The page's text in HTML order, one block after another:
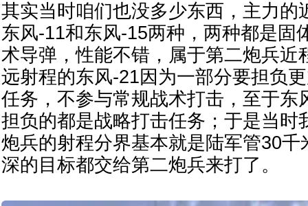
其实当时咱们也没多少东西，主力的
东风-11和东风-15两种，两种都是固
术导弹，性能不错，属于第二炮兵近
远射程的东风-21因为一部分要担负
任务，不参与常规战术打击，至于东
担负的都是战略打击任务；于是当时
炮兵的射程分界基本就是陆军管30千
深的目标都交给第二炮兵来打了。